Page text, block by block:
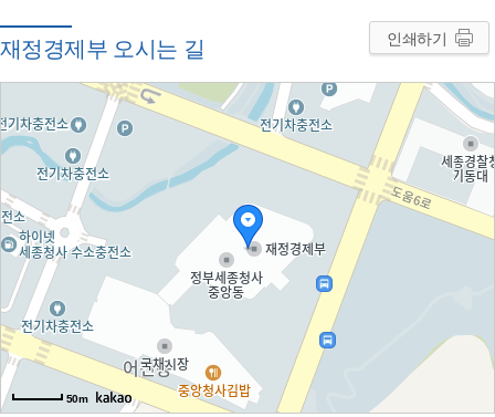
재정경제부 오시는 길 인쇄하기
50m